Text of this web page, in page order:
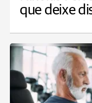
que deixe